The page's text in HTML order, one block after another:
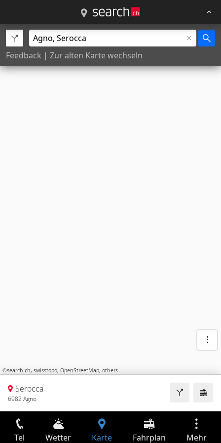
Feedback | Zur alten Karte wechseln
©search.ch, swisstopo, OpenStreetMap, others
Serocca
6982 Agno
Tel Wetter Karte Fahrplan Mehr